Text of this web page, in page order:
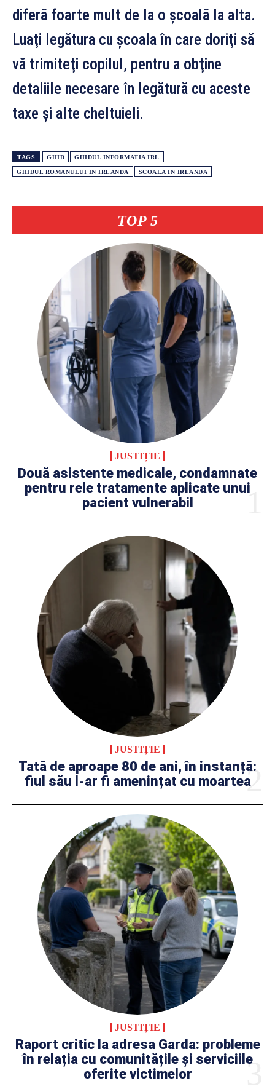
TOP 5
JUSTIȚIE
Două asistente medicale, condamnate
pentru rele tratamente aplicate unui
pacient vulnerabil
JUSTIȚIE
Tată de aproape 80 de ani, în instanță:
fiul său l-ar fi amenințat cu moartea
JUSTIȚIE
Raport critic la adresa Garda: probleme
în relația cu comunitățile și serviciile
oferite victimelor
diferă foarte mult de la o şcoală la alta.
Luaţi legătura cu şcoala în care doriţi să
vă trimiteţi copilul, pentru a obţine
detaliile necesare în legătură cu aceste
taxe şi alte cheltuieli.
TAGS GHID GHIDUL INFORMATIA IRL
GHIDUL ROMANULUI IN IRLANDA SCOALA IN IRLANDA